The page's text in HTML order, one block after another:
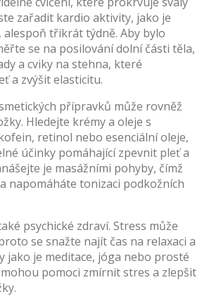
zařadit kardio aktivity, jako je
alespoň třikrát týdně. Aby bylo
se na posilování dolní části těla,
a cviky na stehna, které
a zvýšit elasticitu.
přípravků může rovněž
Hledejte krémy a oleje s
retinol nebo esenciální oleje,
účinky pomáhající zpevnit pleť a
je masážními pohyby, čímž
napomáháte tonizaci podkožních
psychické zdraví. Stress může
se snažte najít čas na relaxaci a
jako je meditace, jóga nebo prosté
pomoci zmírnit stres a zlepšit